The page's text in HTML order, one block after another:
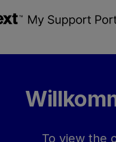
To view the